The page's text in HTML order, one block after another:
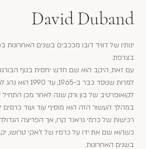
David Duband
ינותיו של דוויד דובו מככבים בשנים
בצרפת.
עם זאת, היקב הוא שם חדש יחסית בנוף
למרות שנוסד כבר ב-
לקואופרטיב של בון ורק שנה לאחר מכן
במהלך העשור הזה הוא מוסיף עוד ועוד כרמים
כשהוא שם את ידו על כרמיו של ז'אקי טרושו,
בשנים האחרונות.